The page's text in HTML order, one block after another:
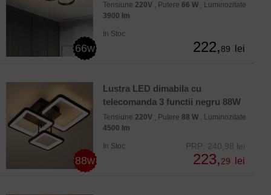
66w
Tensiune 220V , Putere 66 W , Luminozitate
3900 lm
In Stoc
222,89 lei
88w
Lustra LED dimabila cu
telecomanda 3 functii negru 88W
Tensiune 220V , Putere 88 W , Luminozitate
4500 lm
In Stoc PRP: 240,98 lei
223,29 lei